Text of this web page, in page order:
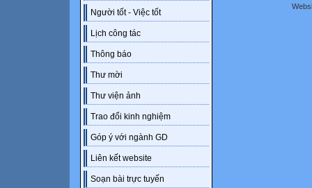
Người tốt - Việc tốt
Lịch công tác
Thông báo
Thư mời
Thư viện ảnh
Trao đổi kinh nghiệm
Góp ý với ngành GD
Liên kết website
Soạn bài trực tuyến